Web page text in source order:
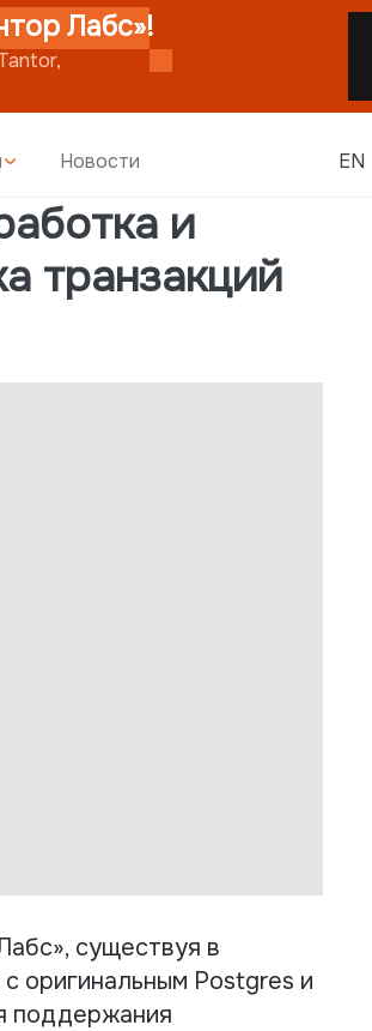
Новости EN
и
транзакций
существуя в
оригинальным Postgres и
поддержания